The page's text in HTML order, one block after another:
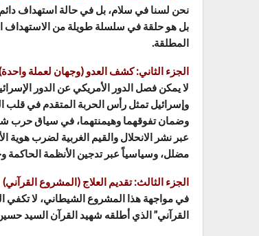
نحن لسنا في سلام، بل في حالة استهداف
بل هو حلقة في سلسلة طويلة من الاستهداف
المطلقة.
الجزء الثاني: كشف العدو (وجهان لعملة
لا يمكن فصل الدور الأمريكي عن الدور
وإسرائيل تمثل رأس الحربة المتقدم في قلب
وضمان تفوقهما وهيمنتهما، في سياق حرب شاملة
عبر نشر الانحلال والقيم الغربية لضرب هوية
مضلل، وسياسياً عبر تدجين الأنظمة الحاكمة
الجزء الثالث: تقديم العلاج (المشروع القرآني)
في مواجهة هذا المشروع الشيطاني، لا تكفي
القرآني” الذي أطلقه شهيد القرآن السيد